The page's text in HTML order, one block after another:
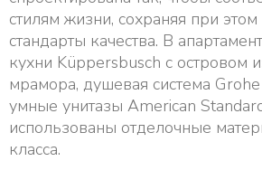
стилям жизни, сохраняя при
стандарты качества. В
кухни Küppersbusch с островом
мрамора, душевая система
умные унитазы American
использованы отделочные
класса.